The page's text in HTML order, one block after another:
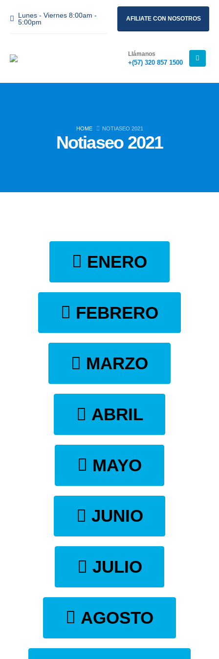
Lunes - Viernes 8:00am -
5:00pm
AFILIATE CON NOSOTROS
Llámanos
+(57) 320 857 1500
HOME NOTIASEO 2021
Notiaseo 2021
ENERO
FEBRERO
MARZO
ABRIL
MAYO
JUNIO
JULIO
AGOSTO